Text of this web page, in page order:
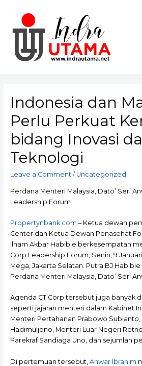
content
Indonesia dan
Perlu Perkuat
bidang Inovasi
Teknologi
Leave a Comment / Uncategorized
Perdana Menteri Malaysia, Dato’ Seri
Leadership Forum
Propertynbank.com – Ketua dewan
Center dan Ketua Dewan Penasehat
Ilham Akbar Habibie berkesempatan
Corp Leadership Forum, Senin, 9
Mega, Jakarta Selatan. Putra BJ
Perdana Menteri Malaysia, Dato’ Seri
Agenda CT Corp tersebut juga banyak
seperti jajaran menteri dalam Kabinet
Menteri Pertahanan Prabowo Subianto,
Hadimuljono, Menteri Luar Negeri
Parekraf Sandiaga Uno, dan sejumlah
Di pertemuan tersebut, Anwar Ibrahim